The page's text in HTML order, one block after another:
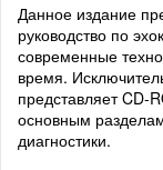
Данное издание
руководство по
современные
время.
представляет CD-
основным
диагностики.